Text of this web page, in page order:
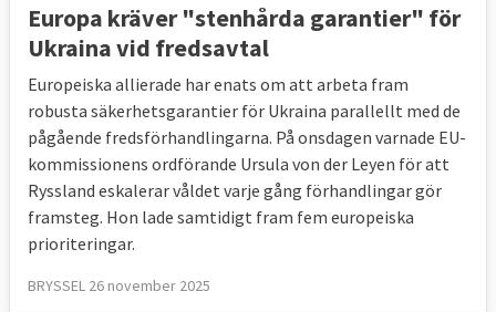
Europa kräver "stenhårda garantier" för
Ukraina vid fredsavtal
Europeiska allierade har enats om att arbeta fram
robusta säkerhetsgarantier för Ukraina parallellt med de
pågående fredsförhandlingarna. På onsdagen varnade EU-
kommissionens ordförande Ursula von der Leyen för att
Ryssland eskalerar våldet varje gång förhandlingar gör
framsteg. Hon lade samtidigt fram fem europeiska
prioriteringar.
BRYSSEL 26 november 2025